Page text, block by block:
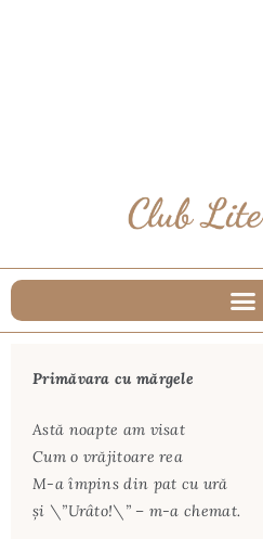
Primăvara cu mărgele
Astă noapte am visat
Cum o vrăjitoare rea
M-a împins din pat cu ură
și \”Urâto!\” – m-a chemat.